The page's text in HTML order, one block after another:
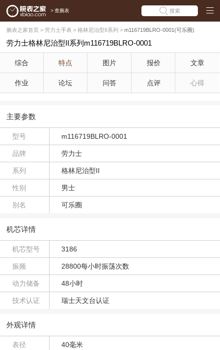
> 查腕表 搜索
腕表之家首页 > 劳力士手表 > 格林尼治型II系列 > m116719BLRO-0001(可乐圈)
劳力士格林尼治型II系列m116719BLRO-0001
综合 特点 图片 报价 文章
作业 论坛 问答 点评 心得
主要参数
型号 m116719BLRO-0001
品牌 劳力士
系列 格林尼治型II
性别 男士
别名 可乐圈
机芯详情
机芯型号 3186
振频 28800每小时振荡次数
动力储备 48小时
技术认证 瑞士天文台认证
外观详情
表径 40毫米